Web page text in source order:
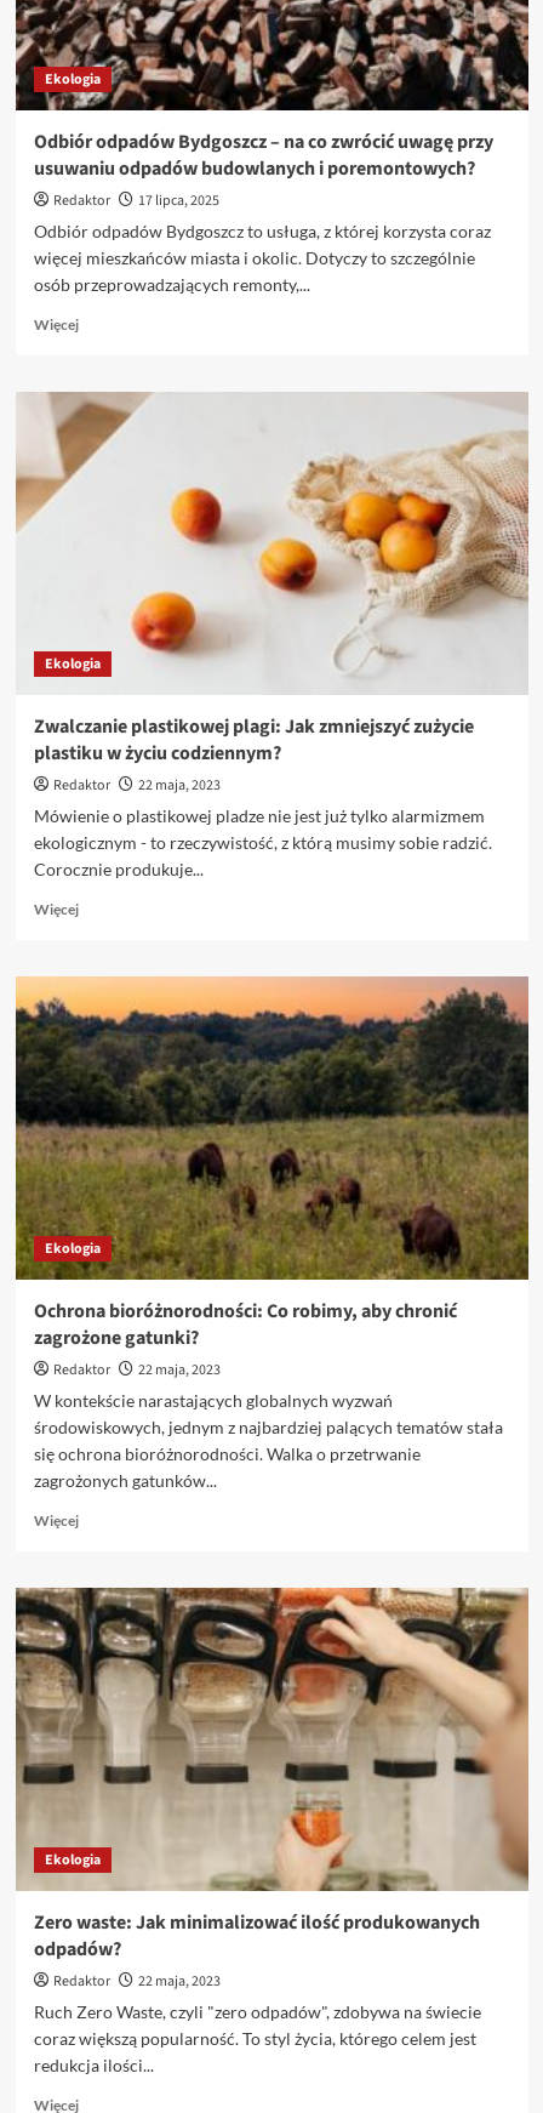
gospodarkę
obiegu
zamkniętego
Ekologia
Odbiór odpadów Bydgoszcz – na co zwrócić uwagę przy
usuwaniu odpadów budowlanych i poremontowych?
Redaktor
17 lipca, 2025
Odbiór odpadów Bydgoszcz to usługa, z której korzysta coraz
więcej mieszkańców miasta i okolic. Dotyczy to szczególnie
osób przeprowadzających remonty,...
WięcejDowiedz
o
Odbiór
odpadów
Bydgoszcz
usuwaniu
odpadów
budowlanych
Ekologia
Zwalczanie plastikowej plagi: Jak zmniejszyć zużycie
plastiku w życiu codziennym?
Redaktor
22 maja, 2023
Mówienie o plastikowej pladze nie jest już tylko alarmizmem
ekologicznym - to rzeczywistość, z którą musimy sobie radzić.
Corocznie produkuje...
WięcejDowiedz
o
Zwalczanie
plastikowej
plagi:
Jak
zmniejszyć
plastiku
w
życiu
codziennym?
Ekologia
Ochrona bioróżnorodności: Co robimy, aby chronić
zagrożone gatunki?
Redaktor
22 maja, 2023
W kontekście narastających globalnych wyzwań
środowiskowych, jednym z najbardziej palących tematów stała
się ochrona bioróżnorodności. Walka o przetrwanie
zagrożonych gatunków...
WięcejDowiedz
o
Ochrona
bioróżnorodności:
Co
robimy,
aby
chronić
gatunki?
Ekologia
Zero waste: Jak minimalizować ilość produkowanych
odpadów?
Redaktor
22 maja, 2023
Ruch Zero Waste, czyli "zero odpadów", zdobywa na świecie
coraz większą popularność. To styl życia, którego celem jest
redukcja ilości...
WięcejDowiedz